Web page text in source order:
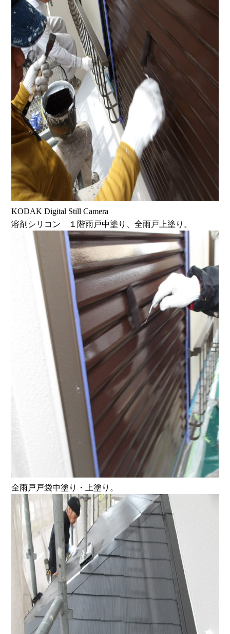
KODAK Digital Still Camera
溶剤シリコン １階雨戸中塗り、全雨戸上塗り。
全雨戸戸袋中塗り・上塗り。